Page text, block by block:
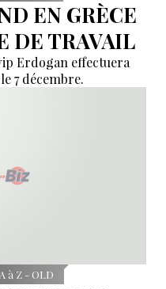
EN GRÈCE
DE TRAVAIL
Erdogan effectuera
7 décembre.
à Z - OLD